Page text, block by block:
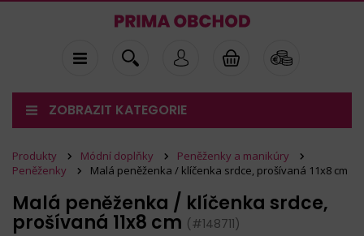
ZOBRAZIT KATEGORIE
Produkty Módní doplňky
Peněženky a manikúry
Peněženky
Malá peněženka / klíčenka srdce, prošívaná 11x8 cm
Malá peněženka / klíčenka srdce,
prošívaná 11x8 cm (#148711)